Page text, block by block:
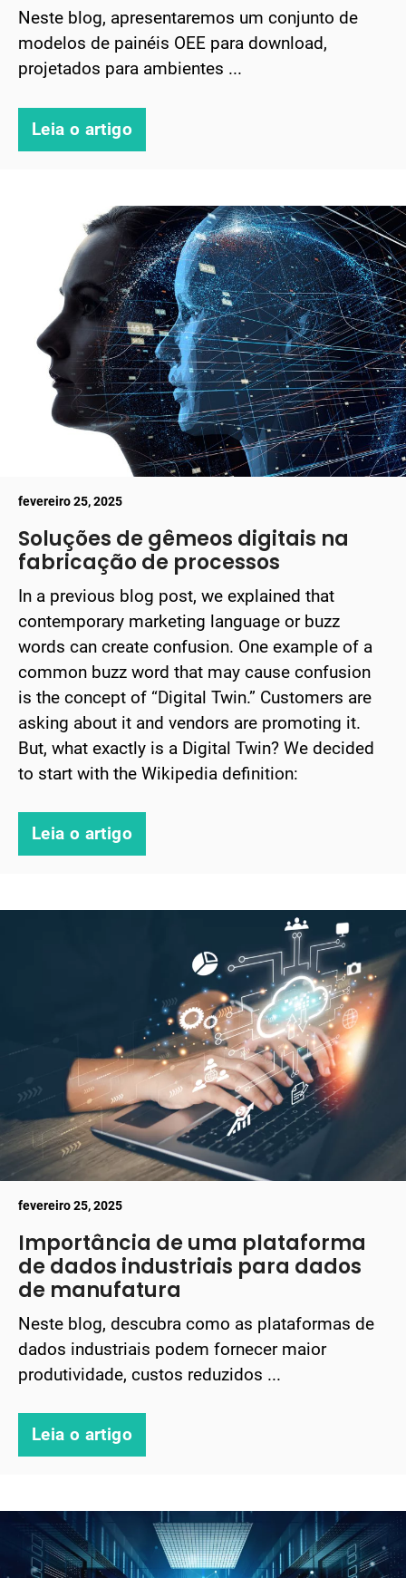
Neste blog, apresentaremos um conjunto de
modelos de painéis OEE para download,
projetados para ambientes ...
Leia o artigo
fevereiro 25, 2025
Soluções de gêmeos digitais na
fabricação de processos
In a previous blog post, we explained that
contemporary marketing language or buzz
words can create confusion. One example of a
common buzz word that may cause confusion
is the concept of “Digital Twin.” Customers are
asking about it and vendors are promoting it.
But, what exactly is a Digital Twin? We decided
to start with the Wikipedia definition:
Leia o artigo
fevereiro 25, 2025
Importância de uma plataforma
de dados industriais para dados
de manufatura
Neste blog, descubra como as plataformas de
dados industriais podem fornecer maior
produtividade, custos reduzidos ...
Leia o artigo